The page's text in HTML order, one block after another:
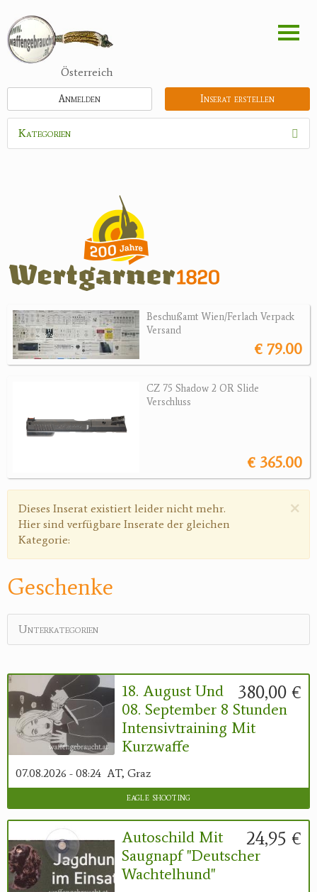
zum
Inhalt
Österreich
Inserat erstellen
Anmelden
Kategorien
Zubehör
Jagdangebote
Jagdreviere
Geschenke
Beschußamt Wien/Ferlach Verpack
Versand
€ 79.00
CZ 75 Shadow 2 OR Slide
Verschluss
€ 365.00
×
Warnmeldung
Dieses Inserat existiert leider nicht mehr.
Hier sind verfügbare Inserate der gleichen
Kategorie:
Geschenke
Unterkategorien
380,00 €
18. August Und
08. September 8 Stunden
Intensivtraining Mit
Kurzwaffe
07.08.2026 - 08:24 AT, Graz
eagle shooting
24,95 €
Autoschild Mit
Saugnapf "Deutscher
Wachtelhund"